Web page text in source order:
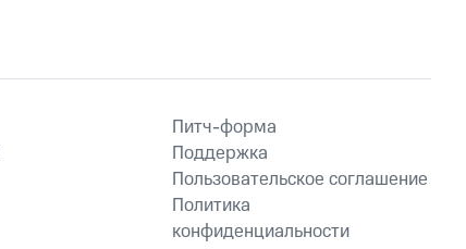
Питч-форма
Поддержка
Пользовательское соглашение
Политика
конфиденциальности